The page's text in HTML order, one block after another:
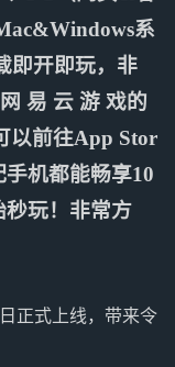
系
即开即玩，非
易 云 游 戏的
以前往App Stor
机都能畅享10
秒玩！非常方
正式上线，带来令